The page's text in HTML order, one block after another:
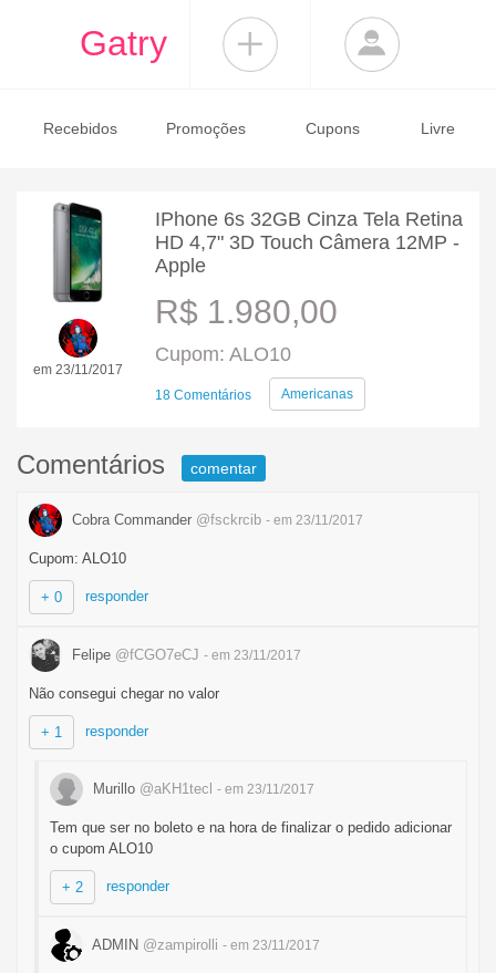
Gatry
Recebidos Promoções Cupons Livre
em 23/11/2017
IPhone 6s 32GB Cinza Tela Retina
HD 4,7" 3D Touch Câmera 12MP -
Apple
R$ 1.980,00
Cupom: ALO10
18 Comentários Americanas
Comentários comentar
Cobra Commander @fsckrcib - em 23/11/2017
Cupom: ALO10
+ 0 responder
Felipe @fCGO7eCJ - em 23/11/2017
Não consegui chegar no valor
+ 1 responder
Murillo @aKH1tecl - em 23/11/2017
Tem que ser no boleto e na hora de finalizar o pedido adicionar
o cupom ALO10
+ 2 responder
ADMIN @zampirolli - em 23/11/2017